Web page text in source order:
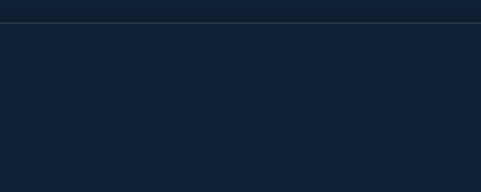
dingen in het
winkel wordt momenteel gebouwd en